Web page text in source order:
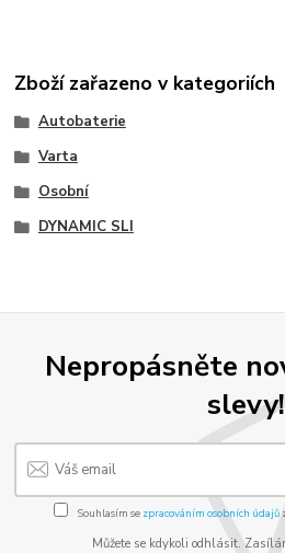
Zboží zařazeno v kategoriích
Autobaterie
Varta
Osobní
DYNAMIC SLI
Nepropásněte
slevy!
Souhlasím se zpracováním osobních údajů
Můžete se kdykoli odhlásit.